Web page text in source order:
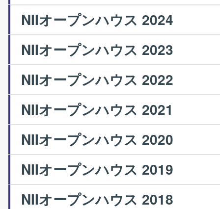
NIIオープンハウス 2024
NIIオープンハウス 2023
NIIオープンハウス 2022
NIIオープンハウス 2021
NIIオープンハウス 2020
NIIオープンハウス 2019
NIIオープンハウス 2018